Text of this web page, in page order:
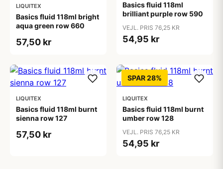
LIQUITEX
Basics fluid 118ml bright
aqua green row 660
57,50 kr
Basics fluid 118ml
brilliant purple row 590
VEJL. PRIS 76,25 KR
54,95 kr
LIQUITEX
Basics fluid 118ml burnt
sienna row 127
57,50 kr
SPAR 28%
LIQUITEX
Basics fluid 118ml burnt
umber row 128
VEJL. PRIS 76,25 KR
54,95 kr